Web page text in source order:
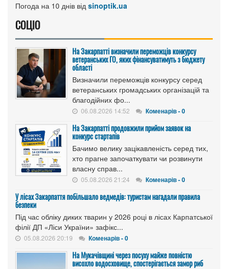
Погода на 10 днів від sinoptik.ua
СОЦІО
На Закарпатті визначили переможців конкурсу
ветеранських ГО, яких фінансуватимуть з бюджету
області
Визначили переможців конкурсу серед
ветеранських громадських організацій та
благодійних фо...
06.08.2026 14:52 Коменарів - 0
На Закарпатті продовжили прийом заявок на
конкурс стартапів
Бачимо велику зацікавленість серед тих,
хто прагне започаткувати чи розвинути
власну справ...
05.08.2026 21:24 Коменарів - 0
У лісах Закарпаття побільшало ведмедів: туристам нагадали правила
безпеки
Під час обліку диких тварин у 2026 році в лісах Карпатської
філії ДП «Ліси України» зафікс...
05.08.2026 20:19 Коменарів - 0
На Мукачівщині через посуху майже повністю
висохло водосховище, спостерігається замор риб